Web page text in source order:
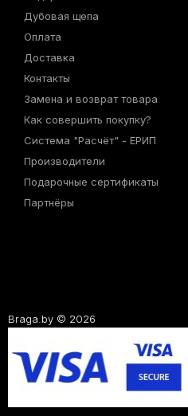
Дубовая щепа
Оплата
Доставка
Контакты
Замена и возврат товара
Как совершить покупку?
Система "Расчёт" - ЕРИП
Производители
Подарочные сертификаты
Партнёры
Braga.by © 2026